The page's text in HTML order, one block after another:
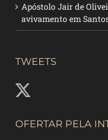
Apóstolo Jair de
avivamento em
TWEETS
OFERTAR PELA